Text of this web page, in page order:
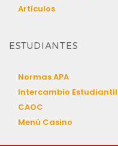
Artículos
ESTUDIANTES
Normas APA
Intercambio Estudiantil
CAOC
Menú Casino